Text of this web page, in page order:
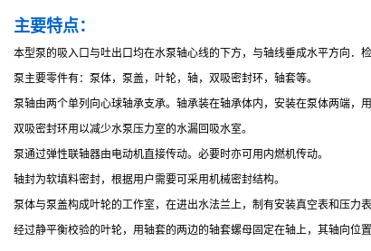
主要特点：
本型泵的吸入口与吐出口均在水泵轴心线的下方，与轴线垂成水平方向．
泵主要零件有：泵体，泵盖，叶轮，轴，双吸密封环，轴套等。
泵轴由两个单列向心球轴承支承。轴承装在轴承体内，安装在泵体两端，用
双吸密封环用以减少水泵压力室的水漏回吸水室。
泵通过弹性联轴器由电动机直接传动。必要时亦可用内燃机传动。
轴封为软填料密封，根据用户需要可采用机械密封结构。
泵体与泵盖构成叶轮的工作室，在进出水法兰上，制有安装真空表和压力
经过静平衡校验的叶轮，用轴套的两边的轴套螺母固定在轴上，其轴向位